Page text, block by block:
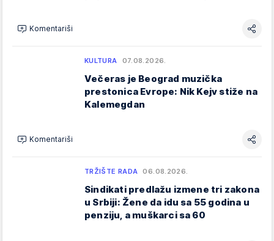
Komentariši
KULTURA 07.08.2026.
Večeras je Beograd muzička
prestonica Evrope: Nik Kejv stiže na
Kalemegdan
Komentariši
TRŽIŠTE RADA 06.08.2026.
Sindikati predlažu izmene tri zakona
u Srbiji: Žene da idu sa 55 godina u
penziju, a muškarci sa 60